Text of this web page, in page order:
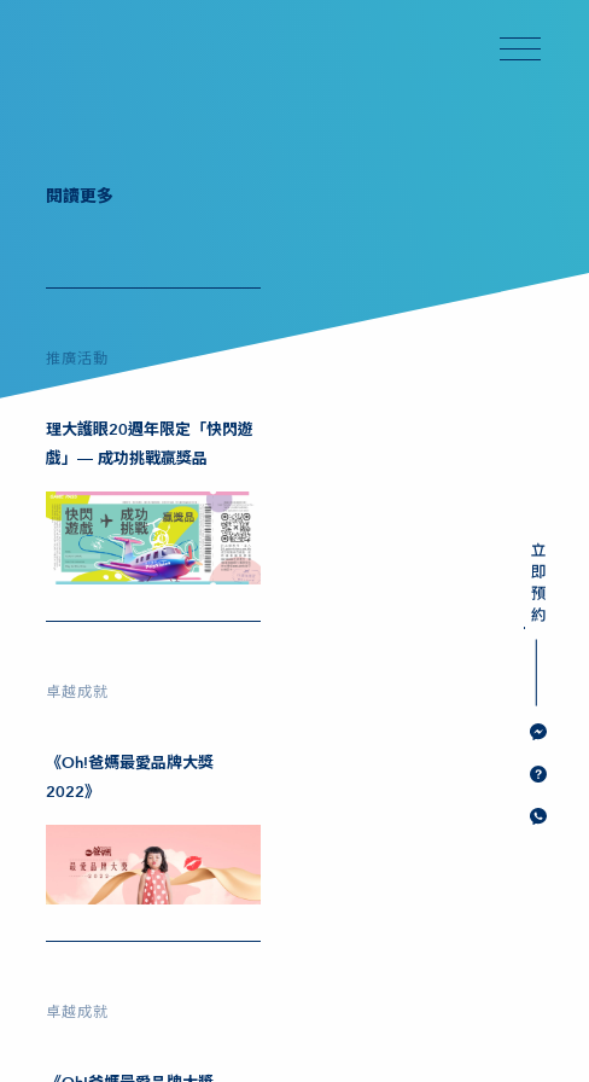
閱讀更多
推廣活動
理大護眼20週年限定「快閃遊
戲」— 成功挑戰贏獎品
卓越成就
《Oh!爸媽最愛品牌大獎
2022》
卓越成就